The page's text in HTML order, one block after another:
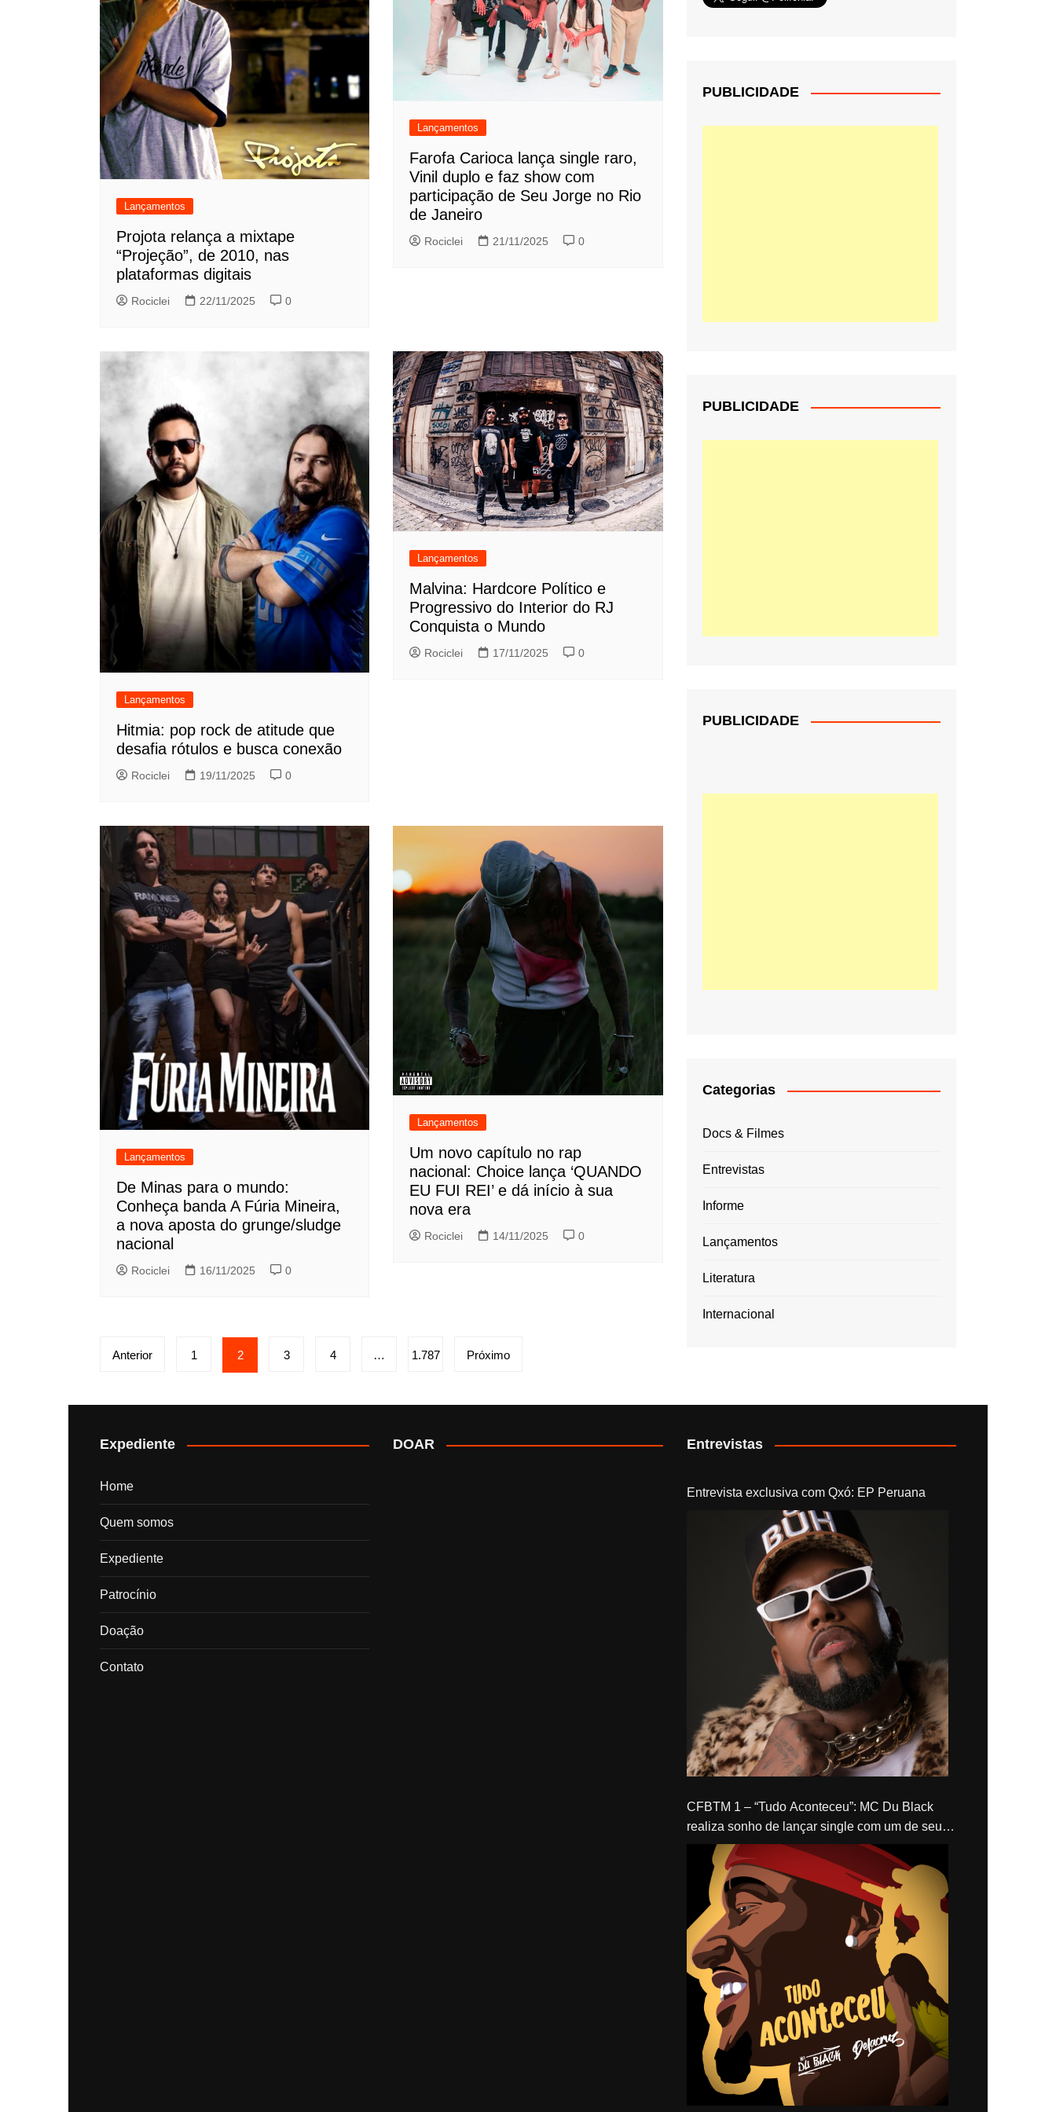
Lançamentos
Projota relança a mixtape
“Projeção”, de 2010, nas
plataformas digitais
Rociclei 22/11/2025 0
Lançamentos
Farofa Carioca lança single raro,
Vinil duplo e faz show com
participação de Seu Jorge no Rio
de Janeiro
Rociclei 21/11/2025 0
Lançamentos
Hitmia: pop rock de atitude que
desafia rótulos e busca conexão
Rociclei 19/11/2025 0
Lançamentos
Malvina: Hardcore Político e
Progressivo do Interior do RJ
Conquista o Mundo
Rociclei 17/11/2025 0
Lançamentos
De Minas para o mundo:
Conheça banda A Fúria Mineira,
a nova aposta do grunge/sludge
nacional
Rociclei 16/11/2025 0
Lançamentos
Um novo capítulo no rap
nacional: Choice lança ‘QUANDO
EU FUI REI’ e dá início à sua
nova era
Rociclei 14/11/2025 0
Paginação
posts
Anterior 1 2 3 4 … 1.787 Próximo
PUBLICIDADE
PUBLICIDADE
PUBLICIDADE
Categorias
Docs & Filmes
Entrevistas
Informe
Lançamentos
Literatura
Internacional
Expediente
Home
Quem somos
Expediente
Patrocínio
Doação
Contato
DOAR Entrevistas
Entrevista exclusiva com Qxó: EP Peruana
CFBTM 1 – “Tudo Aconteceu”: MC Du Black
realiza sonho de lançar single com um de seus
ídolos, Delacruz